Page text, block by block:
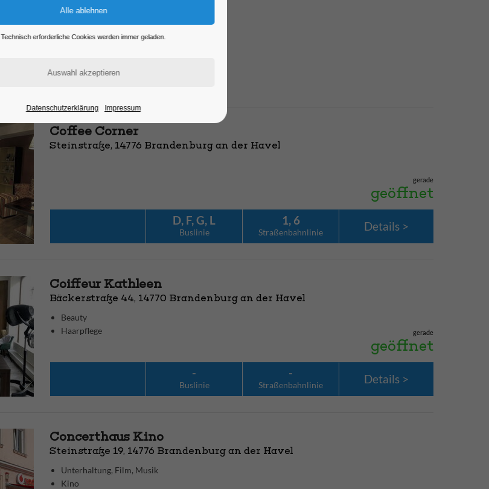
Coffee Corner
Steinstraße, 14776 Brandenburg an der Havel
gerade
geöffnet
D, F, G, L
Bus­linie
1, 6
Straßenbahn­linie Details
Coiffeur Kathleen
Bäckerstraße 44, 14770 Brandenburg an der Havel
Beauty
Haarpflege
gerade
geöffnet
-
Bus­linie
-
Straßenbahn­linie Details
Concerthaus Kino
Steinstraße 19, 14776 Brandenburg an der Havel
Unterhaltung, Film, Musik
Kino
Technisch erforderliche Cookies werden immer geladen.
Datenschutzerklärung Impressum